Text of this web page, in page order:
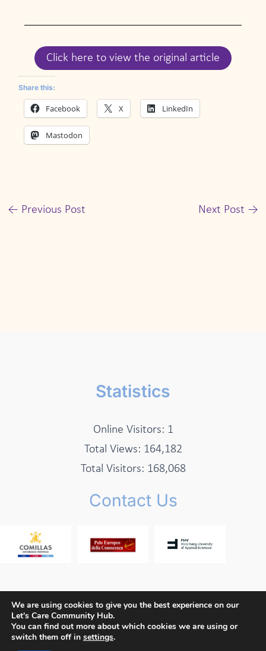
Click here to view the original article
Share this:
Facebook X LinkedIn
Mastodon
← Previous Post Next Post →
Statistics
Online Visitors: 1
Total Views: 164,182
Total Visitors: 168,068
Contact Us
Copyright © 2026 Let's Care Project
We are using cookies to give you the best experience on our
Let's Care Community Hub.
You can find out more about which cookies we are using or
switch them off in settings.